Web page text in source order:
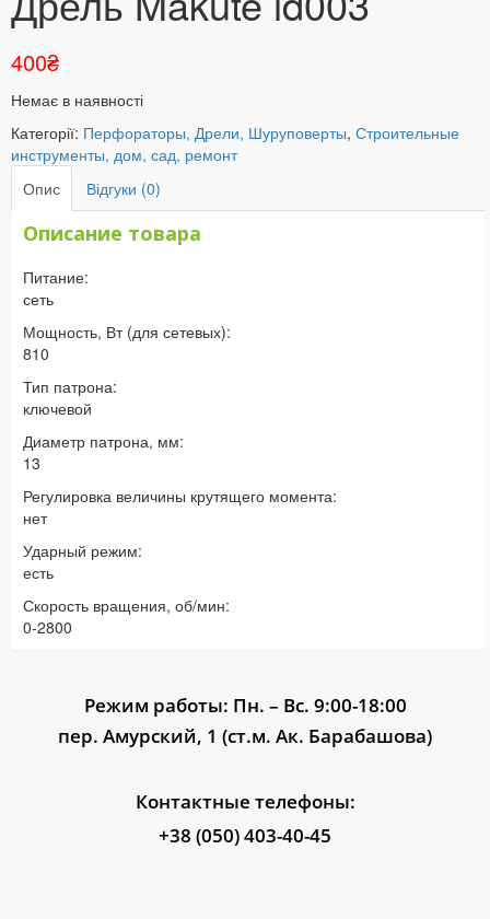
400₴
Немає в наявності
Категорії: Перфораторы, Дрели, Шуруповерты, Строительные
инструменты, дом, сад, ремонт
Опис
Відгуки (0)
Описание товара
Питание:
сеть
Мощность, Вт (для сетевых):
810
Тип патрона:
ключевой
Диаметр патрона, мм:
13
Регулировка величины крутящего момента:
нет
Ударный режим:
есть
Скорость вращения, об/мин:
0-2800
Режим работы: Пн. – Вс. 9:00-18:00
пер. Амурский, 1 (ст.м. Ак. Барабашова)
Контактные телефоны:
+38 (050) 403-40-45